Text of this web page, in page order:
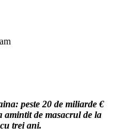
peste 20 de miliarde €
de masacrul de la
trei ani.